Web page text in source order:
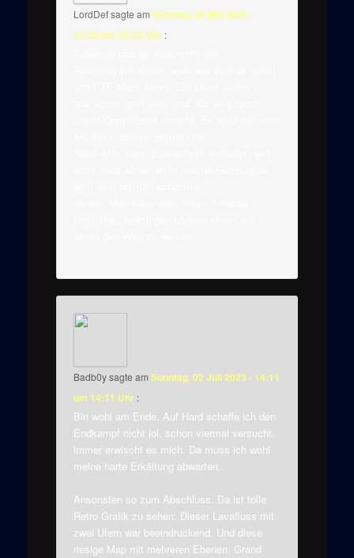
LordDefsagte am Sonntag, 28 Mai 2023 -
23:23 um 23:23 Uhr :
Badb0ysagte am Sonntag, 02 Juli 2023 - 14:11
um 14:11 Uhr :
Bin wohl am Ende. Auf Hard schaffe ich den
Endkampf nicht lol, schon viermal versucht,
immer erwischt es mich. Da muss ich wohl
meine harte Erkältung abwarten.
Ansonsten so zum Abschluss. Da ist tolle
Retro Grafik zu sehen: Dieser Lavafluss mit
zwei Ufern war beeindruckend. Und diese
riesige Map mit mehreren Ebenen, Grand